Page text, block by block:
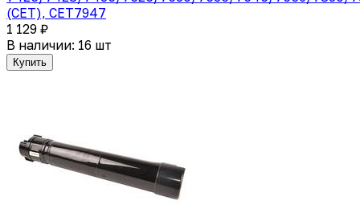
(CET), CET7947
1 129 ₽
В наличии: 16 шт
Купить